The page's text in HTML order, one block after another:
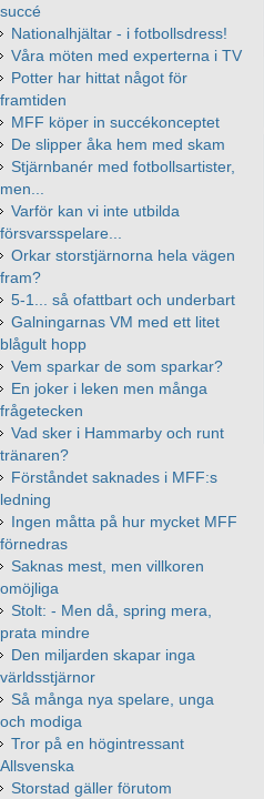
succé
Nationalhjältar - i fotbollsdress!
Våra möten med experterna i TV
Potter har hittat något för
framtiden
MFF köper in succékonceptet
De slipper åka hem med skam
Stjärnbanér med fotbollsartister,
men...
Varför kan vi inte utbilda
försvarsspelare...
Orkar storstjärnorna hela vägen
fram?
5-1... så ofattbart och underbart
Galningarnas VM med ett litet
blågult hopp
Vem sparkar de som sparkar?
En joker i leken men många
frågetecken
Vad sker i Hammarby och runt
tränaren?
Förståndet saknades i MFF:s
ledning
Ingen måtta på hur mycket MFF
förnedras
Saknas mest, men villkoren
omöjliga
Stolt: - Men då, spring mera,
prata mindre
Den miljarden skapar inga
världsstjärnor
Så många nya spelare, unga
och modiga
Tror på en högintressant
Allsvenska
Storstad gäller förutom